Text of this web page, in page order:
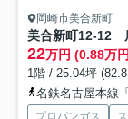
岡崎市美合新町
美合新町12-12
22万円 (0.88万
1階 / 25.04坪
名鉄名古屋本線